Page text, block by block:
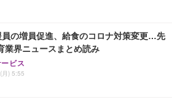
員の増員促進、給食のコロナ対策変更…先
業界ニュースまとめ読み
ビス
) 5:55